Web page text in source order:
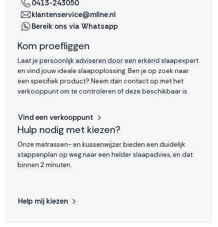
0413-243050
klantenservice@mline.nl
Bereik ons via Whatsapp
Kom proefliggen
Laat je persoonlijk adviseren door een erkend slaapexpert
en vind jouw ideale slaapoplossing. Ben je op zoek naar
een specifiek product? Neem dan contact op met het
verkooppunt om te controleren of deze beschikbaar is.
Vind een verkooppunt
Hulp nodig met kiezen?
Onze matrassen- en kussenwijzer bieden een duidelijk
stappenplan op weg naar een helder slaapadvies, en dat
binnen 2 minuten.
Help mij kiezen